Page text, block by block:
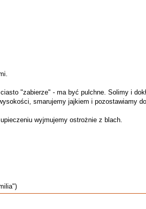
"zabierze" - ma być pulchne. Solimy i
smarujemy jajkiem i pozostawiamy
wyjmujemy ostrożnie z blach.